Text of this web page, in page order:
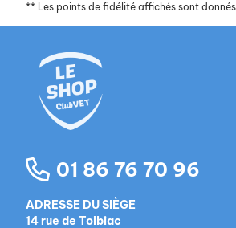
** Les points de fidélité affichés sont
01 86 76 70 96
ADRESSE DU SIÈGE
14 rue de Tolbiac